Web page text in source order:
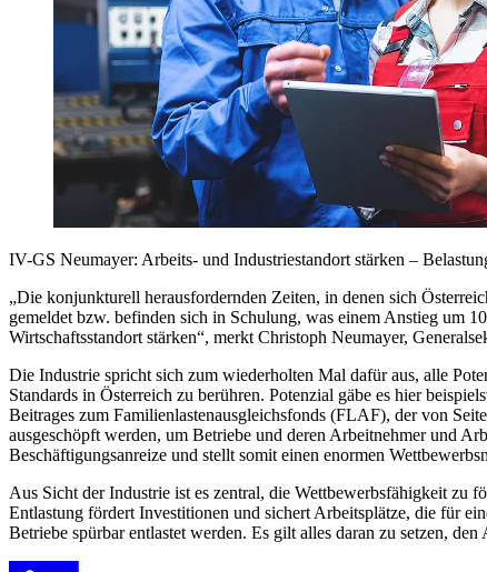
IV-GS Neumayer: Arbeits- und Industriestandort stärken –
„Die konjunkturell herausfordernden Zeiten, in denen sich
gemeldet bzw. befinden sich in Schulung, was einem Anstieg um
Wirtschaftsstandort stärken“, merkt Christoph Neumayer,
Die Industrie spricht sich zum wiederholten Mal dafür aus, alle
Standards in Österreich zu berühren. Potenzial gäbe es hier
Beitrages zum Familienlastenausgleichsfonds (FLAF), der von
ausgeschöpft werden, um Betriebe und deren Arbeitnehmer und
Beschäftigungsanreize und stellt somit einen enormen
Aus Sicht der Industrie ist es zentral, die Wettbewerbsfähigkeit zu
Entlastung fördert Investitionen und sichert Arbeitsplätze, die für
Betriebe spürbar entlastet werden. Es gilt alles daran zu setzen,